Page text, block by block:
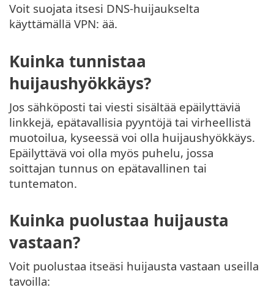
Voit suojata itsesi DNS-huijaukselta
käyttämällä VPN: ää.
Kuinka tunnistaa
huijaushyökkäys?
Jos sähköposti tai viesti sisältää epäilyttäviä
linkkejä, epätavallisia pyyntöjä tai virheellistä
muotoilua, kyseessä voi olla huijaushyökkäys.
Epäilyttävä voi olla myös puhelu, jossa
soittajan tunnus on epätavallinen tai
tuntematon.
Kuinka puolustaa huijausta
vastaan?
Voit puolustaa itseäsi huijausta vastaan useilla
tavoilla: